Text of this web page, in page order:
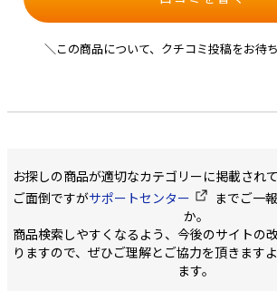
＼この商品について、クチコミ投稿をお待
お探しの商品が適切なカテゴリーに掲載され
ご面倒ですがサポートセンター
までご一
か。
商品検索しやすくなるよう、今後のサイトの
りますので、ぜひご理解とご協力を頂きます
ます。